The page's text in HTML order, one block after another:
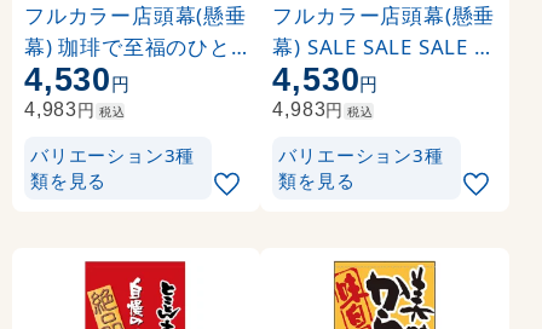
フルカラー店頭幕(懸垂
幕) 珈琲で至福のひと
時 素材:ポンジ (69056
)
4,530円
4,983円 税込
バリエーション3種
類を見る
フルカラー店頭幕(懸垂
幕) SALE SALE SALE 素
材:ポンジ (69549)
4,530円
4,983円 税込
バリエーション3種
類を見る